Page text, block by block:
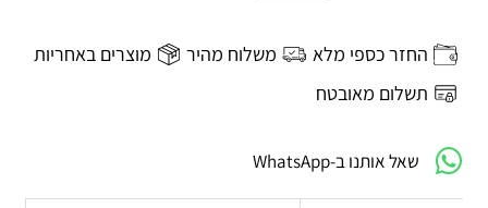
החזר כספי מלא משלוח מהיר
מוצרים באחריות
תשלום מאובטח
שאל אותנו ב-WhatsApp